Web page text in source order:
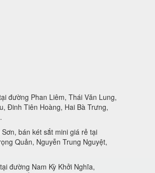
đường Phan Liêm, Thái Văn Lung,
Đinh Tiên Hoàng, Hai Bà Trưng,
bán két sắt mini giá rẻ tại
Quản, Nguyễn Trung Nguyệt,
đường Nam Kỳ Khởi Nghĩa,